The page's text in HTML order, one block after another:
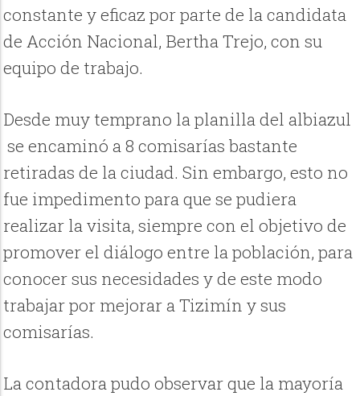
constante y eficaz por parte de la candidata
de Acción Nacional, Bertha Trejo, con su
equipo de trabajo.
Desde muy temprano la planilla del albiazul
se encaminó a 8 comisarías bastante
retiradas de la ciudad. Sin embargo, esto no
fue impedimento para que se pudiera
realizar la visita, siempre con el objetivo de
promover el diálogo entre la población, para
conocer sus necesidades y de este modo
trabajar por mejorar a Tizimín y sus
comisarías.
La contadora pudo observar que la mayoría